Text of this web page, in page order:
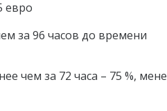
евро
за 96 часов до времени
чем за 72 часа – 75 %,